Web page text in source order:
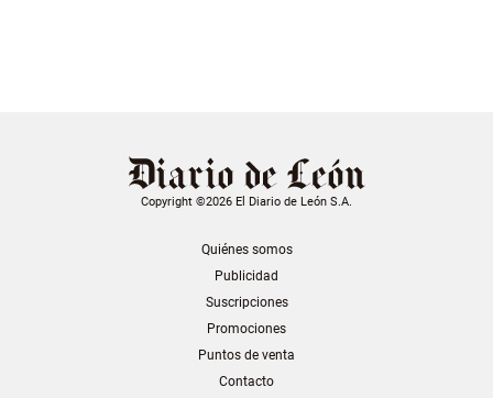
Copyright ©2026 El Diario de León S.A.
Quiénes somos
Publicidad
Suscripciones
Promociones
Puntos de venta
Contacto